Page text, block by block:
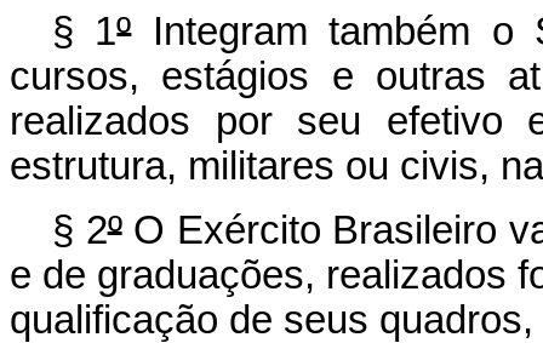
§ 1ºIntegram também o
cursos, estágios e outras
realizados por seu efetivo
estrutura, militares ou civis,
§ 2ºO Exército Brasileiro
e de graduações, realizados
qualificação de seus